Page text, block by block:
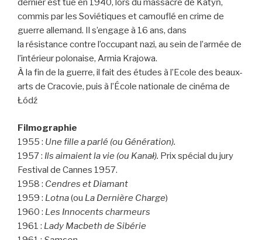
dernier est tué en 1940, lors du massacre de Katyń,
commis par les Soviétiques et camouflé en crime de
guerre allemand. Il s’engage à 16 ans, dans
la résistance contre l’occupant nazi, au sein de l’armée de
l’intérieur polonaise, Armia Krajowa.
À la fin de la guerre, il fait des études à l’Ecole des beaux-
arts de Cracovie, puis à l’École nationale de cinéma de
Łódź
Filmographie
1955 : Une fille a parlé (ou Génération).
1957 : Ils aimaient la vie (ou Kanał). Prix spécial du jury
Festival de Cannes 1957.
1958 : Cendres et Diamant
1959 : Lotna(ou La Dernière Charge)
1960 : Les Innocents charmeurs
1961 : Lady Macbeth de Sibérie